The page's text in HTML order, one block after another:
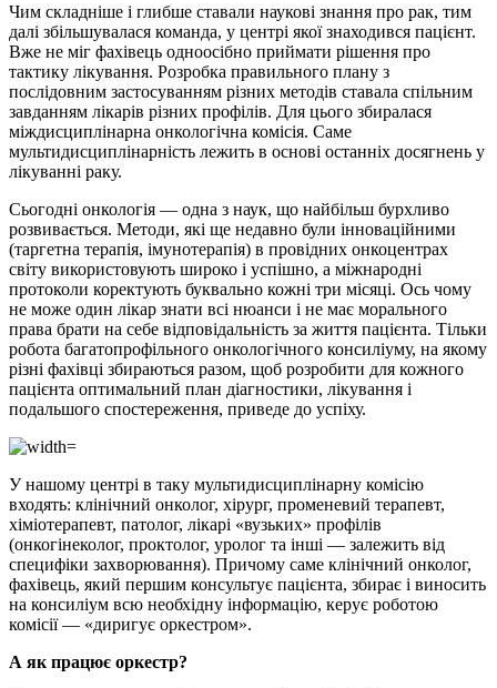
Чим складніше і глибше ставали наукові знання про рак, тим
далі збільшувалася команда, у центрі якої знаходився пацієнт.
Вже не міг фахівець одноосібно приймати рішення про
тактику лікування. Розробка правильного плану з
послідовним застосуванням різних методів ставала спільним
завданням лікарів різних профілів. Для цього збиралася
міждисциплінарна онкологічна комісія. Саме
мультидисциплінарність лежить в основі останніх досягнень у
лікуванні раку.
Сьогодні онкологія — одна з наук, що найбільш бурхливо
розвивається. Методи, які ще недавно були інноваційними
(таргетна терапія, імунотерапія) в провідних онкоцентрах
світу використовують широко і успішно, а міжнародні
протоколи коректують буквально кожні три місяці. Ось чому
не може один лікар знати всі нюанси і не має морального
права брати на себе відповідальність за життя пацієнта. Тільки
робота багатопрофільного онкологічного консиліуму, на якому
різні фахівці збираються разом, щоб розробити для кожного
пацієнта оптимальний план діагностики, лікування і
подальшого спостереження, приведе до успіху.
У нашому центрі в таку мультидисциплінарну комісію
входять: клінічний онколог, хірург, променевий терапевт,
хіміотерапевт, патолог, лікарі «вузьких» профілів
(онкогінеколог, проктолог, уролог та інші — залежить від
специфіки захворювання). Причому саме клінічний онколог,
фахівець, який першим консультує пацієнта, збирає і виносить
на консиліум всю необхідну інформацію, керує роботою
комісії — «диригує оркестром».
А як працює оркестр?